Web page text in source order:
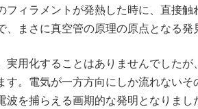
ィラメントが発熱した時に、直接
まさに真空管の原理の原点となる発
実用化することはありませんでした
。電気が一方方向にしか流れない
を捕らえる画期的な発明となりま